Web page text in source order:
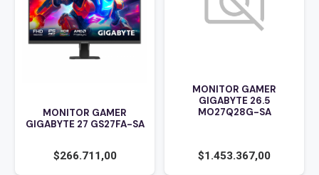
MONITOR GAMER
GIGABYTE 27 GS27FA-SA
$266.711,00
MONITOR GAMER
GIGABYTE 26.5
MO27Q28G-SA
$1.453.367,00